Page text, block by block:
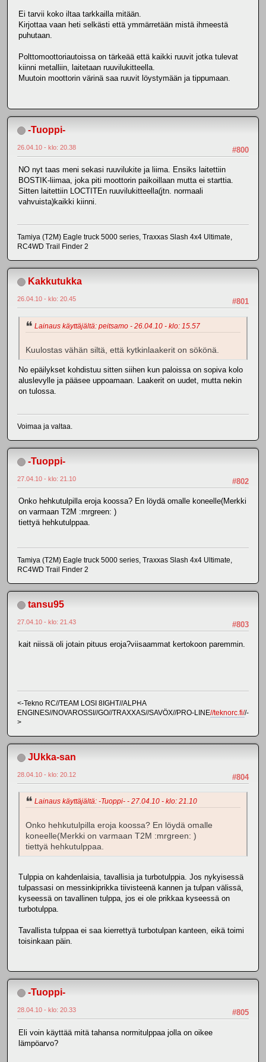
Ei tarvii koko iltaa tarkkailla mitään.
Kirjottaa vaan heti selkästi että ymmärretään mistä ihmeestä
puhutaan.
Polttomoottoriautoissa on tärkeää että kaikki ruuvit jotka tulevat
kiinni metalliin, laitetaan ruuvilukitteella.
Muutoin moottorin värinä saa ruuvit löystymään ja tippumaan.
-Tuoppi-
#800
26.04.10 - klo: 20.38
NO nyt taas meni sekasi ruuvilukite ja liima. Ensiks laitettiin
BOSTIK-liimaa, joka piti moottorin paikoillaan mutta ei starttia.
Sitten laitettiin LOCTITEn ruuvilukitteella(jtn. normaali
vahvuista)kaikki kiinni.
Tamiya (T2M) Eagle truck 5000 series, Traxxas Slash 4x4 Ultimate,
RC4WD Trail Finder 2
Kakkutukka
#801
26.04.10 - klo: 20.45
Lainaus käyttäjältä: peitsamo - 26.04.10 - klo: 15.57
Kuulostas vähän siltä, että kytkinlaakerit on sökönä.
No epäilykset kohdistuu sitten siihen kun paloissa on sopiva kolo
aluslevylle ja pääsee uppoamaan. Laakerit on uudet, mutta nekin
on tulossa.
Voimaa ja valtaa.
-Tuoppi-
#802
27.04.10 - klo: 21.10
Onko hehkutulpilla eroja koossa? En löydä omalle koneelle(Merkki
on varmaan T2M :mrgreen: )
tiettyä hehkutulppaa.
Tamiya (T2M) Eagle truck 5000 series, Traxxas Slash 4x4 Ultimate,
RC4WD Trail Finder 2
tansu95
#803
27.04.10 - klo: 21.43
kait niissä oli jotain pituus eroja?viisaammat kertokoon paremmin.
<-Tekno RC//TEAM LOSI 8IGHT//ALPHA
ENGINES//NOVAROSSI//GO//TRAXXAS//SAVÖX//PRO-LINE//teknorc.fi//-
>
JUkka-san
#804
28.04.10 - klo: 20.12
Lainaus käyttäjältä: -Tuoppi- - 27.04.10 - klo: 21.10
Onko hehkutulpilla eroja koossa? En löydä omalle
koneelle(Merkki on varmaan T2M :mrgreen: )
tiettyä hehkutulppaa.
Tulppia on kahdenlaisia, tavallisia ja turbotulppia. Jos nykyisessä
tulpassasi on messinkiprikka tiivisteenä kannen ja tulpan välissä,
kyseessä on tavallinen tulppa, jos ei ole prikkaa kyseessä on
turbotulppa.
Tavallista tulppaa ei saa kierrettyä turbotulpan kanteen, eikä toimi
toisinkaan päin.
-Tuoppi-
#805
28.04.10 - klo: 20.33
Eli voin käyttää mitä tahansa normitulppaa jolla on oikee
lämpöarvo?